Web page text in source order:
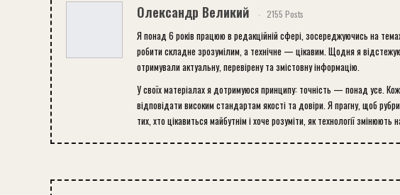
Олександр Великий 2155 Posts
Я понад 6 років працюю в редакційній сфері, зосереджуючись на
робити складне зрозумілим, а технічне — цікавим. Щодня я
отримували актуальну, перевірену та змістовну інформацію.
У своїх матеріалах я дотримуюся принципу: точність — понад усе.
відповідати високим стандартам якості та довіри. Я прагну, щоб
тих, хто цікавиться майбутнім і хоче розуміти, як технології змінюють